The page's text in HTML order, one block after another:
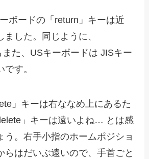
ボードの「return」キーは近
した。同じように、
また、USキーボードは JISキー
す。
」キーは右ななめ上にあるた
」キーは遠いよね… とは感
う。右手小指のホームポジショ
らはだいぶ遠いので、手首ごと